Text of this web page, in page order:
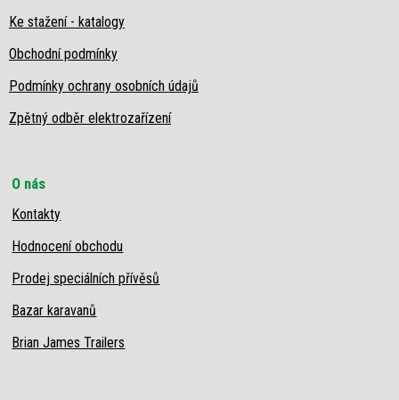
Ke stažení - katalogy
Obchodní podmínky
Podmínky ochrany osobních údajů
Zpětný odběr elektrozařízení
O nás
Kontakty
Hodnocení obchodu
Prodej speciálních přívěsů
Bazar karavanů
Brian James Trailers